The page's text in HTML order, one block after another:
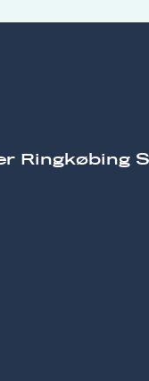
Ringkøbing